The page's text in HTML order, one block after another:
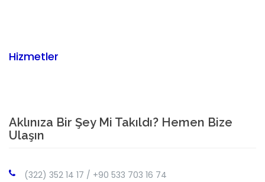
Hizmetler
Aklınıza Bir Şey Mi Takıldı? Hemen Bize
Ulaşın
(322) 352 14 17 / +90 533 703 16 74